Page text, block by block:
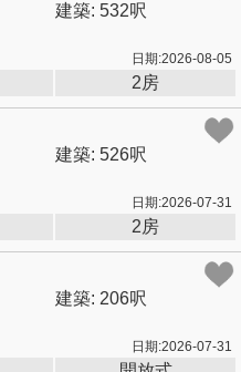
建築: 532呎
日期:2026-08-05
2房
建築: 526呎
日期:2026-07-31
2房
建築: 206呎
日期:2026-07-31